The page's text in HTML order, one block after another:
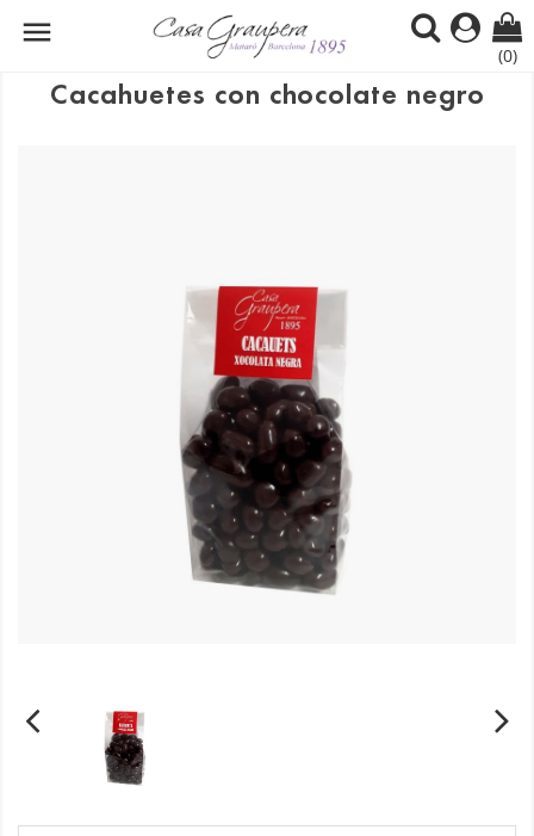

(0)
Cacahuetes con chocolate negro